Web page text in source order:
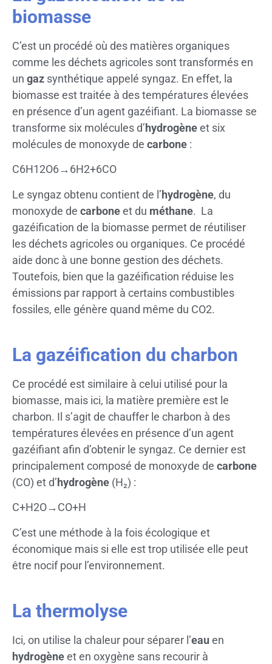
biomasse
C’est un procédé où des matières organiques
comme les déchets agricoles sont transformés en
un gaz synthétique appelé syngaz. En effet, la
biomasse est traitée à des températures élevées
en présence d’un agent gazéifiant. La biomasse se
transforme six molécules d’hydrogèneet six
molécules de monoxyde de carbone :
C6H12O6→6H2+6CO
Le syngaz obtenu contient de l’hydrogène, du
monoxyde de carboneet du méthane. La
gazéification de la biomasse permet de réutiliser
les déchets agricoles ou organiques. Ce procédé
aide donc à une bonne gestion des déchets.
Toutefois, bien que la gazéification réduise les
émissions par rapport à certains combustibles
fossiles, elle génère quand même du CO2.
La gazéification du charbon
Ce procédé est similaire à celui utilisé pour la
biomasse, mais ici, la matière première est le
charbon. Il s’agit de chauffer le charbon à des
températures élevées en présence d’un agent
gazéifiant afin d’obtenir le syngaz. Ce dernier est
principalement composé de monoxyde de carbone
(CO) et d’hydrogène (H₂) :
C+H2O→CO+H
C’est une méthode à la fois écologique et
économique mais si elle est trop utilisée elle peut
être nocif pour l’environnement.
La thermolyse
Ici, on utilise la chaleur pour séparer l’eauen
hydrogèneet en oxygène sans recourir à